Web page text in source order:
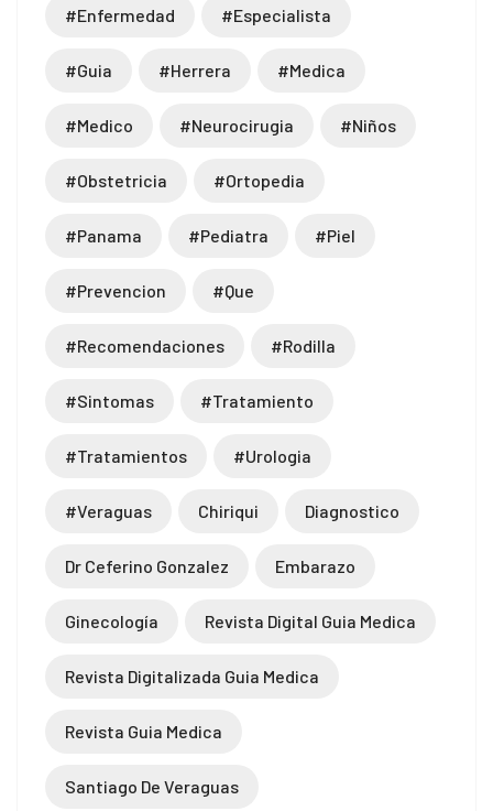
#enfermedad #especialista
#guia #herrera #medica
#medico #neurocirugia #niños
#obstetricia #ortopedia
#panama #pediatra #piel
#prevencion #que
#recomendaciones #rodilla
#sintomas #tratamiento
#tratamientos #urologia
#veraguas Chiriqui Diagnostico
Dr Ceferino Gonzalez Embarazo
Ginecología Revista Digital Guia Medica
Revista Digitalizada Guia Medica
Revista Guia Medica
Santiago De Veraguas